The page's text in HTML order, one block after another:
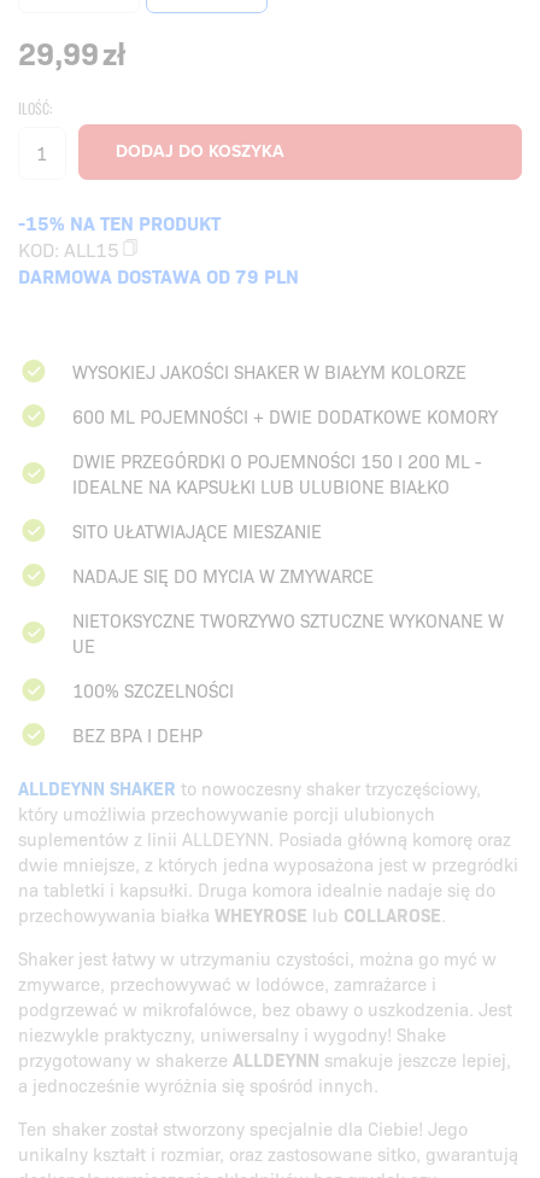
29,99zł
ILOŚĆ:
-15% NA TEN PRODUKT
KOD: ALL15
DARMOWA DOSTAWA OD 79 PLN
WYSOKIEJ JAKOŚCI SHAKER W BIAŁYM KOLORZE
600 ML POJEMNOŚCI + DWIE DODATKOWE KOMORY
DWIE PRZEGÓRDKI O POJEMNOŚCI 150 I 200 ML -
IDEALNE NA KAPSUŁKI LUB ULUBIONE BIAŁKO
SITO UŁATWIAJĄCE MIESZANIE
NADAJE SIĘ DO MYCIA W ZMYWARCE
NIETOKSYCZNE TWORZYWO SZTUCZNE WYKONANE W
UE
100% SZCZELNOŚCI
BEZ BPA I DEHP
ALLDEYNN SHAKER to nowoczesny shaker trzyczęściowy,
który umożliwia przechowywanie porcji ulubionych
suplementów z linii ALLDEYNN. Posiada główną komorę oraz
dwie mniejsze, z których jedna wyposażona jest w przegródki
na tabletki i kapsułki. Druga komora idealnie nadaje się do
przechowywania białka WHEYROSE lub COLLAROSE
Shaker jest łatwy w utrzymaniu czystości, można go myć w
zmywarce, przechowywać w lodówce, zamrażarce i
podgrzewać w mikrofalówce, bez obawy o uszkodzenia. Jest
niezwykle praktyczny, uniwersalny i wygodny! Shake
przygotowany w shakerze ALLDEYNN smakuje jeszcze lepiej,
a jednocześnie wyróżnia się spośród innych.
Ten shaker został stworzony specjalnie dla Ciebie! Jego
unikalny kształt i rozmiar, oraz zastosowane sitko, gwarantują